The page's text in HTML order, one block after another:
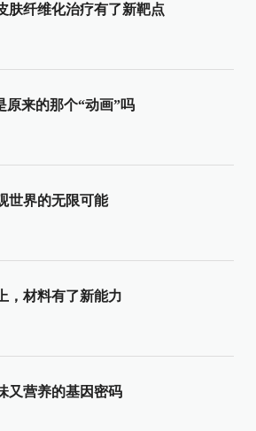
肤纤维化治疗有了新靶点
原来的那个“动画”吗
世界的无限可能
，材料有了新能力
又营养的基因密码